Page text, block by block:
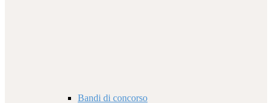
Bandi di concorso